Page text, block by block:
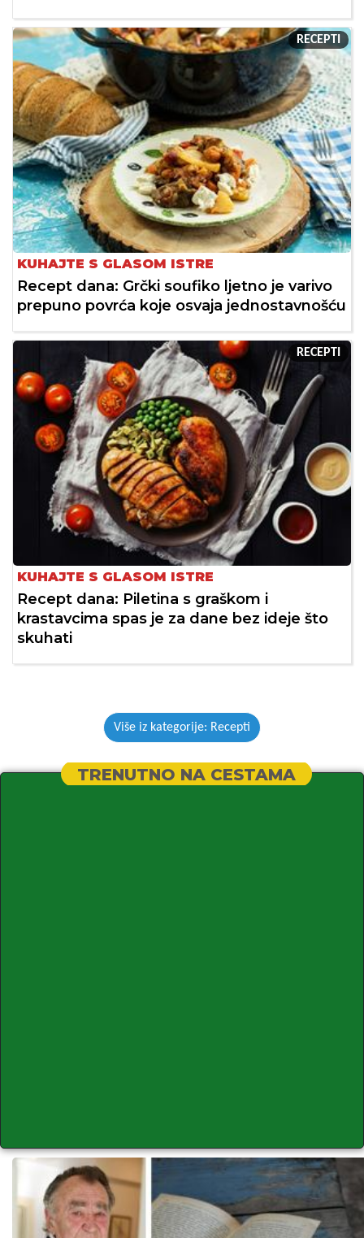
RECEPTI
KUHAJTE S GLASOM ISTRE
Recept dana: Grčki soufiko ljetno je varivo
prepuno povrća koje osvaja jednostavnošću
RECEPTI
KUHAJTE S GLASOM ISTRE
Recept dana: Piletina s graškom i
krastavcima spas je za dane bez ideje što
skuhati
Više iz kategorije: Recepti
TRENUTNO NA CESTAMA